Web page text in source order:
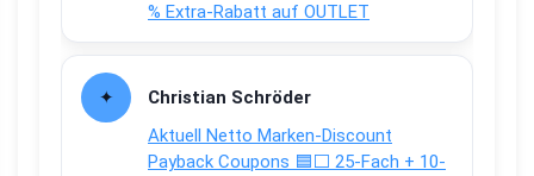
% Extra-Rabatt auf OUTLET
Christian Schröder
Aktuell Netto Marken-Discount
Payback Coupons 🟦⬜ 25-Fach + 10-